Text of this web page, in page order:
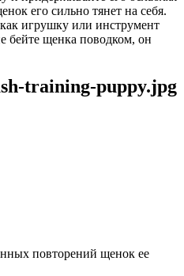
его сильно тянет на себя.
игрушку или инструмент
бейте щенка поводком, он
повторений щенок ее